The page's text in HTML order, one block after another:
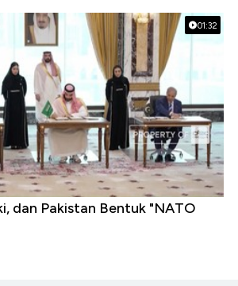
01:32
dan Pakistan Bentuk "NATO